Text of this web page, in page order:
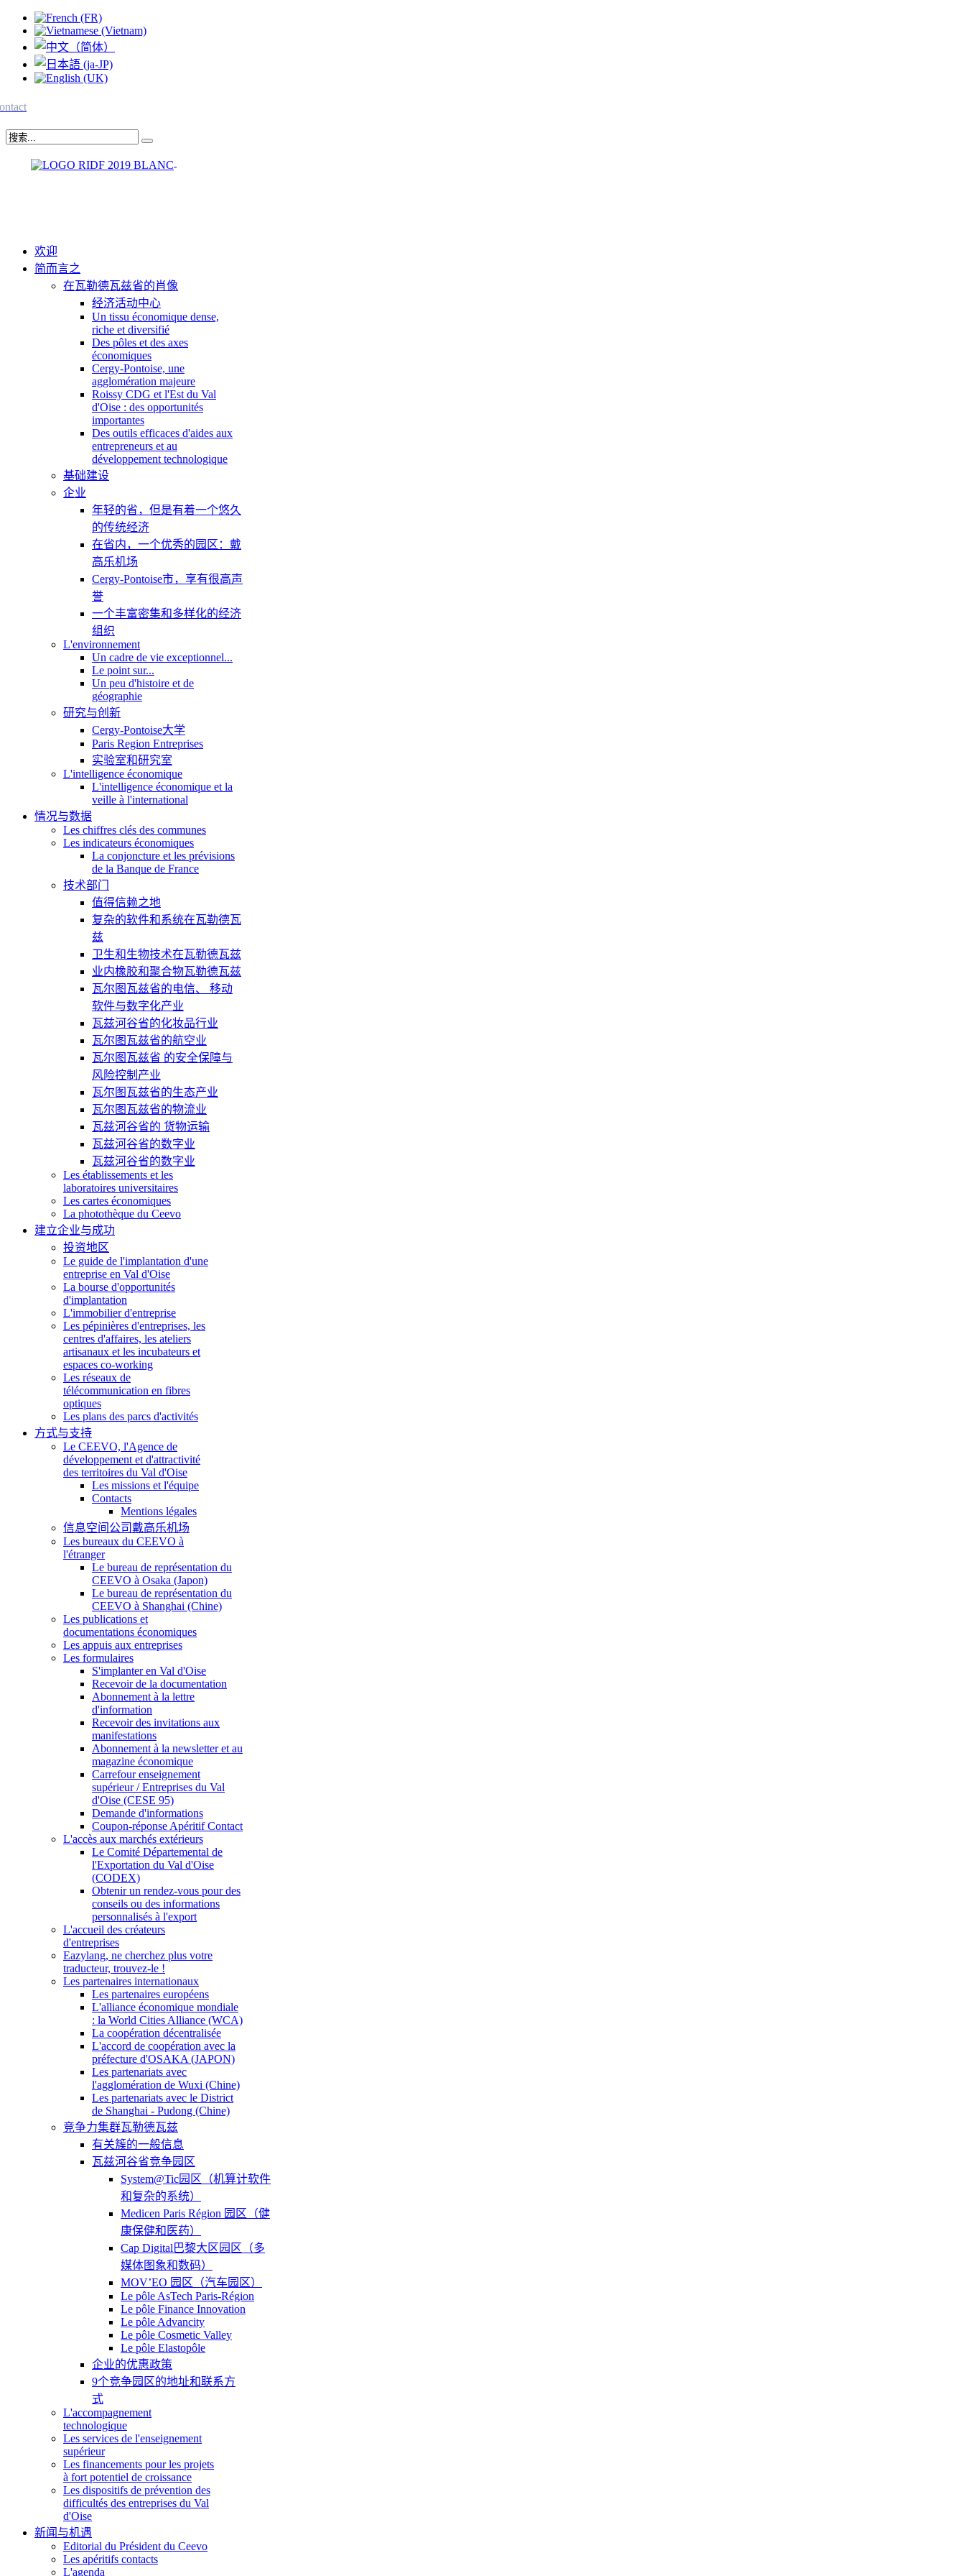
欢迎
简而言之
在瓦勒德瓦兹省的肖像
经济活动中心
Un tissu économique dense,
riche et diversifié
Des pôles et des axes
économiques
Cergy-Pontoise, une
agglomération majeure
Roissy CDG et l'Est du Val
d'Oise : des opportunités
importantes
Des outils efficaces d'aides aux
entrepreneurs et au
développement technologique
基础建设
企业
年轻的省，但是有着一个悠久
的传统经济
在省内，一个优秀的园区：戴
高乐机场
Cergy-Pontoise市，享有很高声
誉
一个丰富密集和多样化的经济
组织
L'environnement
Un cadre de vie exceptionnel...
Le point sur...
Un peu d'histoire et de
géographie
研究与创新
Cergy-Pontoise大学
Paris Region Entreprises
实验室和研究室
L'intelligence économique
L'intelligence économique et la
veille à l'international
情况与数据
Les chiffres clés des communes
Les indicateurs économiques
La conjoncture et les prévisions
de la Banque de France
技术部门
值得信赖之地
复杂的软件和系统在瓦勒德瓦
兹
卫生和生物技术在瓦勒德瓦兹
业内橡胶和聚合物瓦勒德瓦兹
瓦尔图瓦兹省的电信、 移动
软件与数字化产业
瓦兹河谷省的化妆品行业
瓦尔图瓦兹省的航空业
瓦尔图瓦兹省 的安全保障与
风险控制产业
瓦尔图瓦兹省的生态产业
瓦尔图瓦兹省的物流业
瓦兹河谷省的 货物运输
瓦兹河谷省的数字业
瓦兹河谷省的数字业
Les établissements et les
laboratoires universitaires
Les cartes économiques
La photothèque du Ceevo
建立企业与成功
投资地区
Le guide de l'implantation d'une
entreprise en Val d'Oise
La bourse d'opportunités
d'implantation
L'immobilier d'entreprise
Les pépinières d'entreprises, les
centres d'affaires, les ateliers
artisanaux et les incubateurs et
espaces co-working
Les réseaux de
télécommunication en fibres
optiques
Les plans des parcs d'activités
方式与支持
Le CEEVO, l'Agence de
développement et d'attractivité
des territoires du Val d'Oise
Les missions et l'équipe
Contacts
Mentions légales
信息空间公司戴高乐机场
Les bureaux du CEEVO à
l'étranger
Le bureau de représentation du
CEEVO à Osaka (Japon)
Le bureau de représentation du
CEEVO à Shanghai (Chine)
Les publications et
documentations économiques
Les appuis aux entreprises
Les formulaires
S'implanter en Val d'Oise
Recevoir de la documentation
Abonnement à la lettre
d'information
Recevoir des invitations aux
manifestations
Abonnement à la newsletter et au
magazine économique
Carrefour enseignement
supérieur / Entreprises du Val
d'Oise (CESE 95)
Demande d'informations
Coupon-réponse Apéritif Contact
L'accès aux marchés extérieurs
Le Comité Départemental de
l'Exportation du Val d'Oise
(CODEX)
Obtenir un rendez-vous pour des
conseils ou des informations
personnalisés à l'export
L'accueil des créateurs
d'entreprises
Eazylang, ne cherchez plus votre
traducteur, trouvez-le !
Les partenaires internationaux
Les partenaires européens
L'alliance économique mondiale
: la World Cities Alliance (WCA)
La coopération décentralisée
L'accord de coopération avec la
préfecture d'OSAKA (JAPON)
Les partenariats avec
l'agglomération de Wuxi (Chine)
Les partenariats avec le District
de Shanghai - Pudong (Chine)
竞争力集群瓦勒德瓦兹
有关簇的一般信息
瓦兹河谷省竞争园区
System@Tic园区（机算计软件
和复杂的系统）
Medicen Paris Région 园区（健
康保健和医药）
Cap Digital巴黎大区园区（多
媒体图象和数码）
MOV’EO 园区（汽车园区）
Le pôle AsTech Paris-Région
Le pôle Finance Innovation
Le pôle Advancity
Le pôle Cosmetic Valley
Le pôle Elastopôle
企业的优惠政策
9个竞争园区的地址和联系方
式
L'accompagnement
technologique
Les services de l'enseignement
supérieur
Les financements pour les projets
à fort potentiel de croissance
Les dispositifs de prévention des
difficultés des entreprises du Val
d'Oise
新闻与机遇
Editorial du Président du Ceevo
Les apéritifs contacts
L'agenda